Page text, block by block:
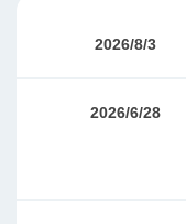
2026/8/3
2026/6/28